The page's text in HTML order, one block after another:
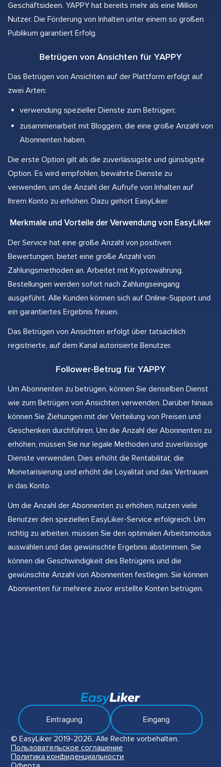
Geschäftsideen. YAPPY hat bereits mehr als eine Million
Nutzer. Die Förderung von Inhalten unter einem so großen
Publikum garantiert Erfolg.
Betrügen von Ansichten für YAPPY
Das Betrügen von Ansichten auf der Plattform erfolgt auf
zwei Arten:
verwendung spezieller Dienste zum Betrügen;
zusammenarbeit mit Bloggern, die eine große Anzahl von
Abonnenten haben.
Die erste Option gilt als die zuverlässigste und günstigste
Option. Es wird empfohlen, bewährte Dienste zu
verwenden, um die Anzahl der Aufrufe von Inhalten auf
Ihrem Konto zu erhöhen. Dazu gehört EasyLiker.
Merkmale und Vorteile der Verwendung von EasyLiker
Der Service hat eine große Anzahl von positiven
Bewertungen, bietet eine große Anzahl von
Zahlungsmethoden an. Arbeitet mit Kryptowährung.
Bestellungen werden sofort nach Zahlungseingang
ausgeführt. Alle Kunden können sich auf Online-Support und
ein garantiertes Ergebnis freuen.
Das Betrügen von Ansichten erfolgt über tatsächlich
registrierte, auf dem Kanal autorisierte Benutzer.
Follower-Betrug für YAPPY
Um Abonnenten zu betrügen, können Sie denselben Dienst
wie zum Betrügen von Ansichten verwenden. Darüber hinaus
können Sie Ziehungen mit der Verteilung von Preisen und
Geschenken durchführen. Um die Anzahl der Abonnenten zu
erhöhen, müssen Sie nur legale Methoden und zuverlässige
Dienste verwenden. Dies erhöht die Rentabilität, die
Monetarisierung und erhöht die Loyalität und das Vertrauen
in das Konto.
Um die Anzahl der Abonnenten zu erhöhen, nutzen viele
Benutzer den speziellen EasyLiker-Service erfolgreich. Um
richtig zu arbeiten, müssen Sie den optimalen Arbeitsmodus
auswählen und das gewünschte Ergebnis abstimmen. Sie
können die Geschwindigkeit des Betrügens und die
gewünschte Anzahl von Abonnenten festlegen. Sie können
Abonnenten für mehrere zuvor erstellte Konten betrügen.
Eintragung
Eingang
© EasyLiker 2019-2026. Alle Rechte vorbehalten.
Пользовательское соглашение
Политика конфиденциальности